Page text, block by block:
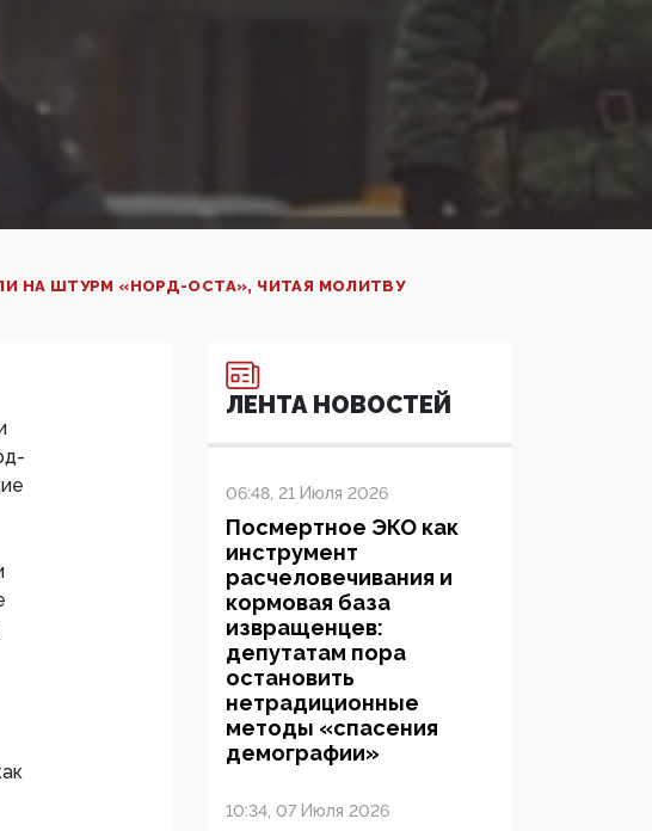
НА ШТУРМ «НОРД-ОСТА», ЧИТАЯ МОЛИТВУ
ЛЕНТА НОВОСТЕЙ
06:48, 21 Июля 2026
Посмертное ЭКО как
инструмент
расчеловечивания и
кормовая база
извращенцев:
депутатам пора
остановить
нетрадиционные
методы «спасения
демографии»
10:34, 07 Июля 2026